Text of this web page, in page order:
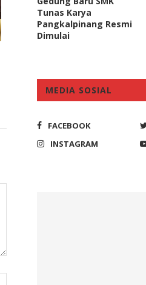
February 26, 2019
Tunas Karya
Pangkalpinang Resmi
Dimulai
MEDIA SOSIAL
FACEBOOK
INSTAGRAM